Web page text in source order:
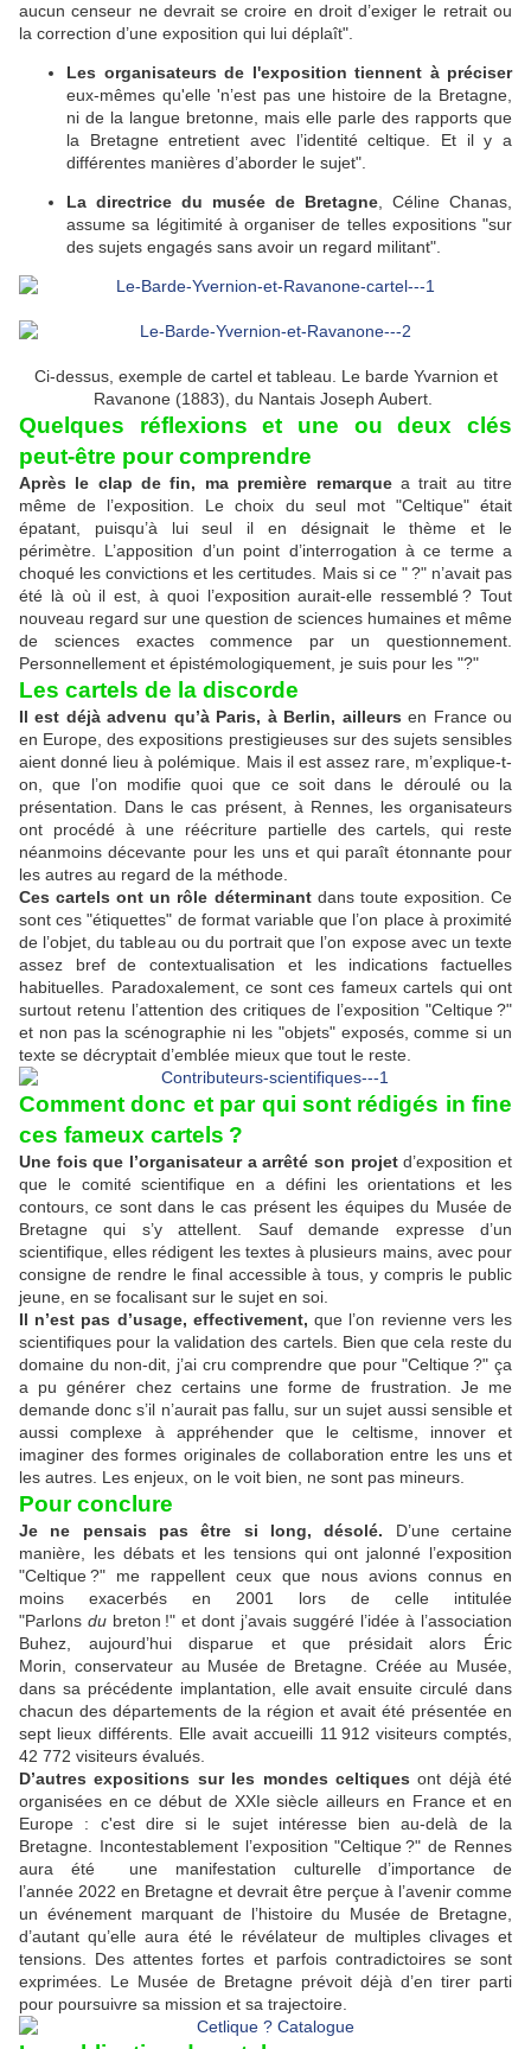
aucun censeur ne devrait se croire en droit d’exiger le retrait ou
la correction d’une exposition qui lui déplaît".
Les organisateurs de l'exposition tiennent à préciser
eux-mêmes qu'elle 'n’est pas une histoire de la Bretagne,
ni de la langue bretonne, mais elle parle des rapports que
la Bretagne entretient avec l’identité celtique. Et il y a
différentes manières d’aborder le sujet".
La directrice du musée de Bretagne , Céline Chanas,
assume sa légitimité à organiser de telles expositions "sur
des sujets engagés sans avoir un regard militant".
Ci-dessus, exemple de cartel et tableau. Le barde Yvarnion et
Ravanone (1883) , du Nantais Joseph Aubert.
Quelques réflexions et une ou deux clés
peut-être pour comprendre
Après le clap de fin, ma première remarquea trait au titre
même de l’exposition. Le choix du seul mot "Celtique" était
épatant, puisqu’à lui seul il en désignait le thème et le
périmètre. L’apposition d’un point d’interrogation à ce terme a
choqué les convictions et les certitudes. Mais si ce " ?" n’avait pas
été là où il est, à quoi l’exposition aurait-elle ressemblé ? Tout
nouveau regard sur une question de sciences humaines et même
de sciences exactes commence par un questionnement.
Personnellement et épistémologiquement, je suis pour les "?"
Les cartels de la discorde
Il est déjà advenu qu’à Paris, à Berlin, ailleurs en France ou
en Europe, des expositions prestigieuses sur des sujets sensibles
aient donné lieu à polémique. Mais il est assez rare, m’explique-t-
on, que l’on modifie quoi que ce soit dans le déroulé ou la
présentation. Dans le cas présent, à Rennes, les organisateurs
ont procédé à une réécriture partielle des cartels, qui reste
néanmoins décevante pour les uns et qui paraît étonnante pour
les autres au regard de la méthode.
Ces cartels ont un rôle déterminantdans toute exposition. Ce
sont ces "étiquettes" de format variable que l’on place à proximité
de l’objet, du tableau ou du portrait que l’on expose avec un texte
assez bref de contextualisation et les indications factuelles
habituelles. Paradoxalement, ce sont ces fameux cartels qui ont
surtout retenu l’attention des critiques de l’exposition "Celtique ?"
et non pas la scénographie ni les "objets" exposés, comme si un
texte se décryptait d’emblée mieux que tout le reste.
Comment donc et par qui sont rédigés in fine
ces fameux cartels ?
Une fois que l’organisateur a arrêté son projetd’exposition et
que le comité scientifique en a défini les orientations et les
contours, ce sont dans le cas présent les équipes du Musée de
Bretagne qui s’y attellent. Sauf demande expresse d’un
scientifique, elles rédigent les textes à plusieurs mains, avec pour
consigne de rendre le final accessible à tous, y compris le public
jeune, en se focalisant sur le sujet en soi.
Il n’est pas d’usage, effectivement, que l’on revienne vers les
scientifiques pour la validation des cartels. Bien que cela reste du
domaine du non-dit, j’ai cru comprendre que pour "Celtique ?" ça
a pu générer chez certains une forme de frustration. Je me
demande donc s’il n’aurait pas fallu, sur un sujet aussi sensible et
aussi complexe à appréhender que le celtisme, innover et
imaginer des formes originales de collaboration entre les uns et
les autres. Les enjeux, on le voit bien, ne sont pas mineurs.
Pour conclure
Je ne pensais pas être si long, désolé. D’une certaine
manière, les débats et les tensions qui ont jalonné l’exposition
"Celtique ?" me rappellent ceux que nous avions connus en
moins exacerbés en 2001 lors de celle intitulée
"Parlons du breton !" et dont j’avais suggéré l’idée à l’association
Buhez, aujourd’hui disparue et que présidait alors Éric
Morin, conservateur au Musée de Bretagne. Créée au Musée,
dans sa précédente implantation, elle avait ensuite circulé dans
chacun des départements de la région et avait été présentée en
sept lieux différents. Elle avait accueilli 11 912 visiteurs comptés,
42 772 visiteurs évalués.
D’autres expositions sur les mondes celtiques ont déjà été
organisées en ce début de XXIe siècle ailleurs en France et en
Europe : c'est dire si le sujet intéresse bien au-delà de la
Bretagne. Incontestablement l’exposition "Celtique ?" de Rennes
aura été une manifestation culturelle d’importance de
l’année 2022 en Bretagne et devrait être perçue à l’avenir comme
un événement marquant de l’histoire du Musée de Bretagne,
d’autant qu’elle aura été le révélateur de multiples clivages et
tensions. Des attentes fortes et parfois contradictoires se sont
exprimées. Le Musée de Bretagne prévoit déjà d’en tirer parti
pour poursuivre sa mission et sa trajectoire.